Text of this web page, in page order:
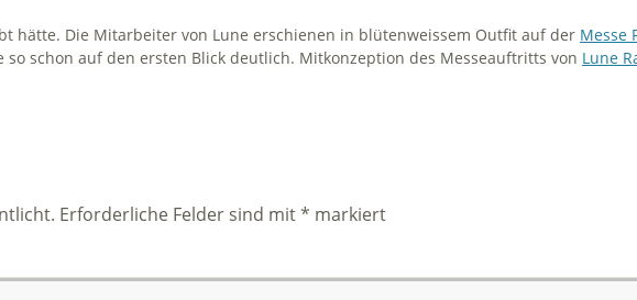
hätte. Die Mitarbeiter von Lune erschienen in blütenweissem Outfit auf der Messe
schon auf den ersten Blick deutlich. Mitkonzeption des Messeauftritts von Lune
Erforderliche Felder sind mit* markiert